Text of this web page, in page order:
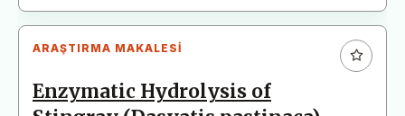
ARAŞTIRMA MAKALESI
Enzymatic Hydrolysis of